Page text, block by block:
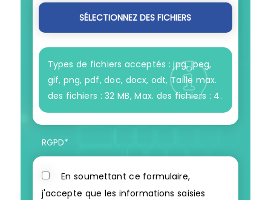
SÉLECTIONNEZ DES FICHIERS
Types de fichiers acceptés : jpg, jpeg,
gif, png, pdf, doc, docx, odt, Taille max.
des fichiers : 32 MB, Max. des fichiers : 4.
RGPD*
En soumettant ce formulaire,
j'accepte que les informations saisies